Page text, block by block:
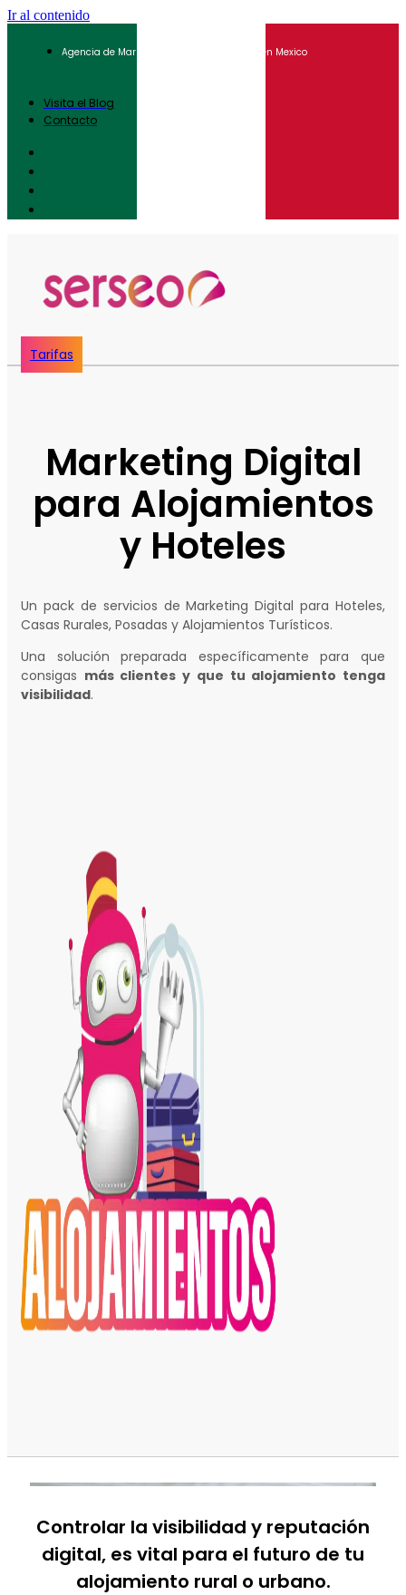
Ir al contenido
Agencia de Marketing Digital para Pymes en Mexico
Visita el Blog
Contacto
Tarifas
Marketing Digital
para Alojamientos
y Hoteles
Un pack de servicios de Marketing Digital para Hoteles,
Casas Rurales, Posadas y Alojamientos Turísticos.
Una solución preparada específicamente para que
consigas más clientes y que tu alojamiento tenga
visibilidad.
Controlar la visibilidad y reputación
digital, es vital para el futuro de tu
alojamiento rural o urbano.